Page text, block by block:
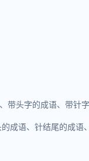
带头字的成语、带针
成语、针结尾的成